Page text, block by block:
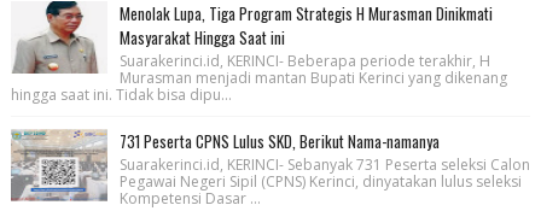
Menolak Lupa, Tiga Program Strategis H Murasman Dinikmati
Masyarakat Hingga Saat ini
Suarakerinci.id, KERINCI- Beberapa periode terakhir, H
Murasman menjadi mantan Bupati Kerinci yang dikenang
hingga saat ini. Tidak bisa dipu...
731 Peserta CPNS Lulus SKD, Berikut Nama-namanya
Suarakerinci.id, KERINCI- Sebanyak 731 Peserta seleksi Calon
Pegawai Negeri Sipil (CPNS) Kerinci, dinyatakan lulus seleksi
Kompetensi Dasar ...